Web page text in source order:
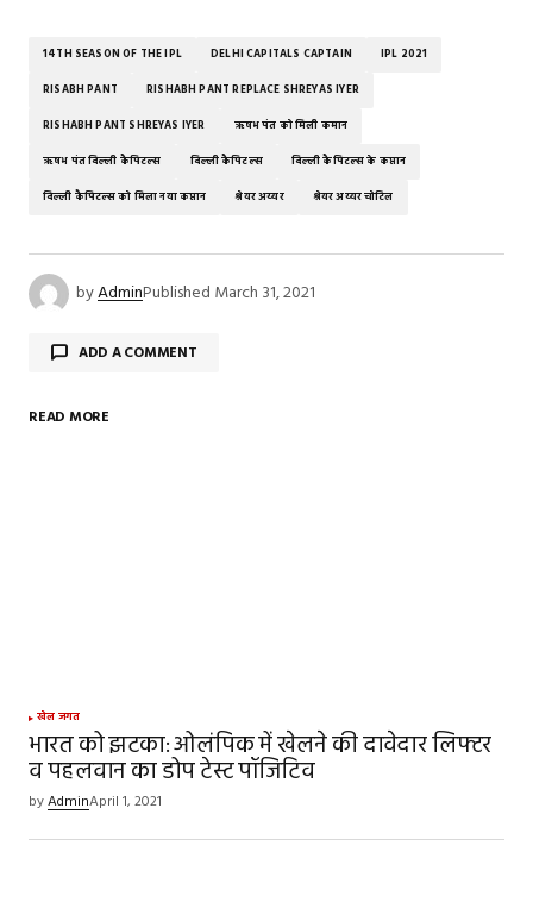
14TH SEASON OF THE IPL DELHI CAPITALS CAPTAIN IPL 2021
RISABH PANT RISHABH PANT REPLACE SHREYAS IYER
RISHABH PANT SHREYAS IYER ऋषभ पंत को मिली कमान
ऋषभ पंत दिल्ली कैपिटल्स दिल्ली कैपिटल्स दिल्ली कैपिटल्स के कप्तान
दिल्ली कैपिटल्स को मिला नया कप्तान श्रेयर अय्यर श्रेयर अय्यर चोटिल
byAdminPublished March 31, 2021
ADD A COMMENT
Your E-mail*
browser for the next time I comment.
READ MORE
खेल जगत
भारत को झटका: ओलंपिक में खेलने की दावेदार लिफ्टर
व पहलवान का डोप टेस्ट पॉजिटिव
byAdminApril 1, 2021